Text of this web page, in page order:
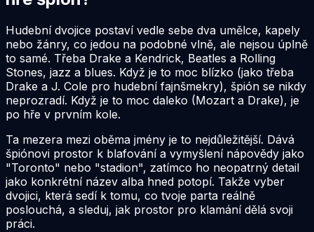
Hudební dvojice postaví vedle sebe dva umělce, kapely
nebo žánry, co jedou na podobné vlně, ale nejsou úplně
to samé. Třeba Drake a Kendrick, Beatles a Rolling
Stones, jazz a blues. Když je to moc blízko (jako třeba
Drake a J. Cole pro hudební fajnšmekry), špión se nikdy
neprozradí. Když je to moc daleko (Mozart a Drake), je
po hře v prvním kole.
Ta mezera mezi oběma jmény je to nejdůležitější. Dává
špiónovi prostor k blafování a vymyšlení nápovědy jako
"Toronto" nebo "stadion", zatímco ho neopatrný detail
jako konkrétní název alba hned potopí. Takže vyber
dvojici, která sedí k tomu, co tvoje parta reálně
poslouchá, a sleduj, jak prostor pro klamání dělá svoji
práci.